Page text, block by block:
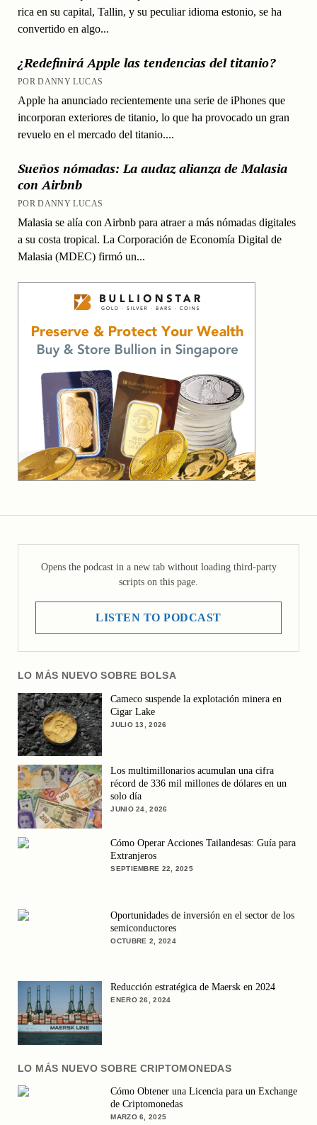
rica en su capital, Tallin, y su peculiar idioma estonio, se ha
convertido en algo...
¿Redefinirá Apple las tendencias del titanio?
POR DANNY LUCAS
Apple ha anunciado recientemente una serie de iPhones que
incorporan exteriores de titanio, lo que ha provocado un gran
revuelo en el mercado del titanio....
Sueños nómadas: La audaz alianza de Malasia
con Airbnb
POR DANNY LUCAS
Malasia se alía con Airbnb para atraer a más nómadas digitales
a su costa tropical. La Corporación de Economía Digital de
Malasia (MDEC) firmó un...
Opens the podcast in a new tab without loading third-party
scripts on this page.
LISTEN TO PODCAST
LO MÁS NUEVO SOBRE BOLSA
Cameco suspende la explotación minera en
Cigar Lake
JULIO 13, 2026
Los multimillonarios acumulan una cifra
récord de 336 mil millones de dólares en un
solo día
JUNIO 24, 2026
Cómo Operar Acciones Tailandesas: Guía para
Extranjeros
SEPTIEMBRE 22, 2025
Oportunidades de inversión en el sector de los
semiconductores
OCTUBRE 2, 2024
Reducción estratégica de Maersk en 2024
ENERO 26, 2024
LO MÁS NUEVO SOBRE CRIPTOMONEDAS
Cómo Obtener una Licencia para un Exchange
de Criptomonedas
MARZO 6, 2025